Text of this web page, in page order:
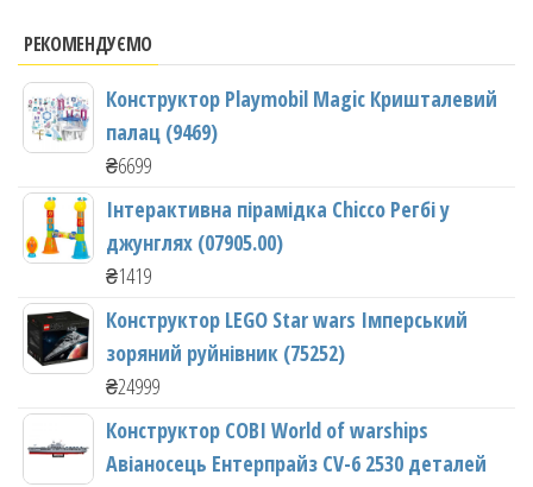
РЕКОМЕНДУЄМО
Конструктор Playmobil Magic Кришталевий
палац (9469)
₴6699
Інтерактивна пірамідка Chicco Регбі у
джунглях (07905.00)
₴1419
Конструктор LEGO Star wars Імперський
зоряний руйнівник (75252)
₴24999
Конструктор COBI World of warships
Авіаносець Ентерпрайз CV-6 2530 деталей